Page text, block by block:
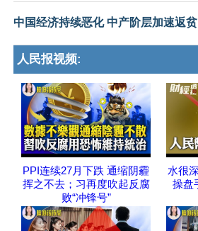
中国经济持续恶化 中产阶层加速返贫
人民报视频:
PPI连续27月下跌 通缩阴霾
挥之不去；习再度吹起反腐
败“冲锋号”
水很
操盘